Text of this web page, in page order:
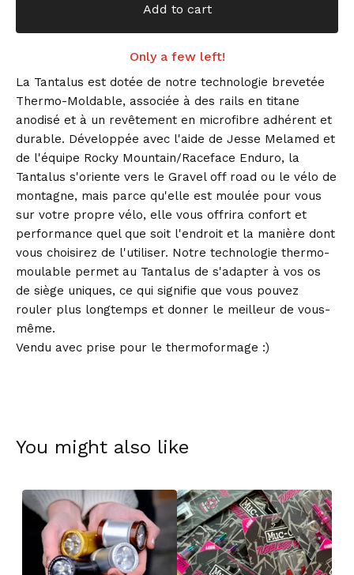
Add to cart
Only a few left!
La Tantalus est dotée de notre technologie brevetée
Thermo-Moldable, associée à des rails en titane
anodisé et à un revêtement en microfibre adhérent et
durable. Développée avec l'aide de Jesse Melamed et
de l'équipe Rocky Mountain/Raceface Enduro, la
Tantalus s'oriente vers le Gravel off road ou le vélo de
montagne, mais parce qu'elle est moulée pour vous
sur votre propre vélo, elle vous offrira confort et
performance quel que soit l'endroit et la manière dont
vous choisirez de l'utiliser. Notre technologie thermo-
moulable permet au Tantalus de s'adapter à vos os
de siège uniques, ce qui signifie que vous pouvez
rouler plus longtemps et donner le meilleur de vous-
même.
Vendu avec prise pour le thermoformage :)
You might also like